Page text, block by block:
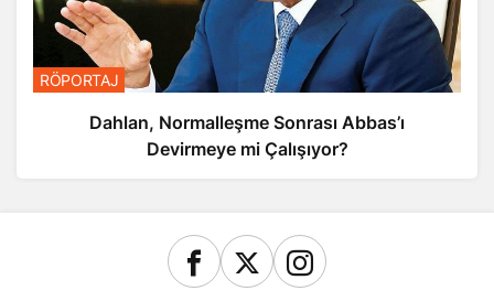
RÖPORTAJ
Dahlan, Normalleşme Sonrası Abbas’ı
Devirmeye mi Çalışıyor?